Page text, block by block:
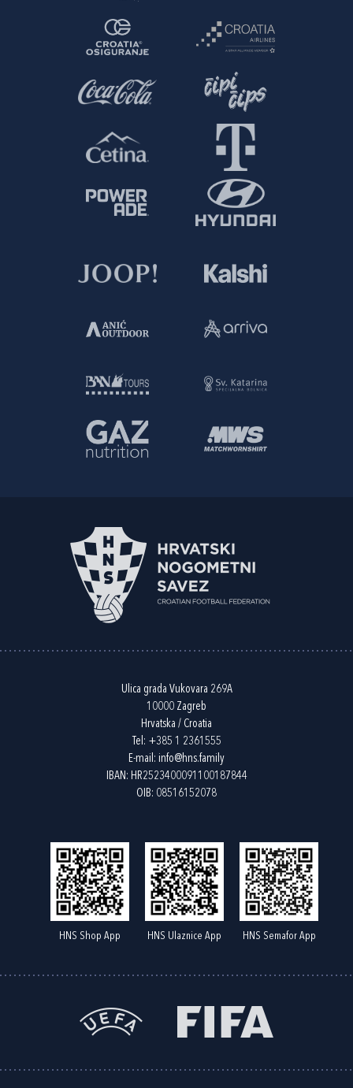
Ulica grada Vukovara 269A
10000 Zagreb
Hrvatska / Croatia
Tel: +385 1 2361555
E-mail: info@hns.family
IBAN: HR2523400091100187844
OIB: 08516152078
HNS Shop App HNS Ulaznice App HNS Semafor App